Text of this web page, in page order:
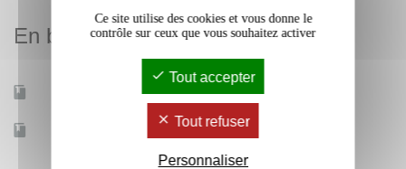
En bref
Mobilité d'études Oui
Non
Ce site utilise des cookies et vous donne le
contrôle sur ceux que vous souhaitez activer
Tout accepter
Tout refuser
Personnaliser